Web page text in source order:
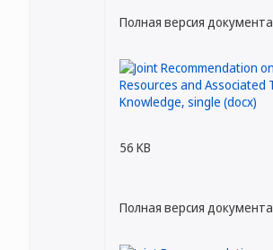
Полная версия документа
56 KB
Полная версия документа